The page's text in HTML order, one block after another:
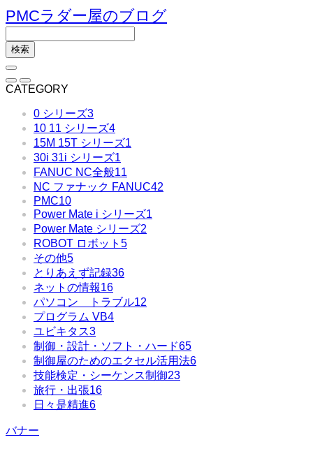
PMCラダー屋のブログ
CATEGORY
0 シリーズ3
10 11 シリーズ4
15M 15T シリーズ1
30i 31i シリーズ1
FANUC NC全般11
NC ファナック FANUC42
PMC10
Power Mate i シリーズ1
Power Mate シリーズ2
ROBOT ロボット 5
その他5
とりあえず記録36
ネットの情報16
パソコン トラブル12
プログラム VB4
ユビキタス3
制御・設計・ソフト・ハード65
制御屋のためのエクセル活用法6
技能検定・シーケンス制御23
旅行・出張16
日々是精進6
バナー